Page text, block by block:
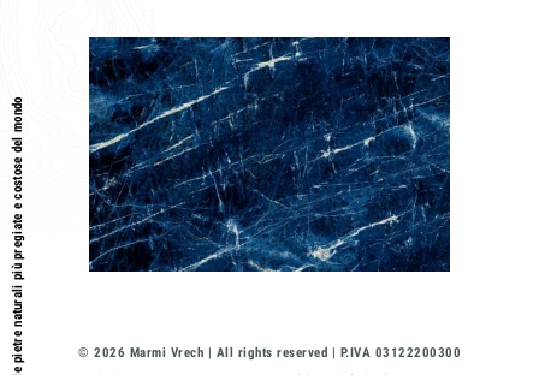
I marmi, i graniti e le pietre naturali più pregiate e costose del mondo
© 2026 Marmi Vrech | All rights reserved | P.IVA 03122200300